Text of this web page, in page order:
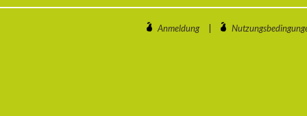
Anmeldung